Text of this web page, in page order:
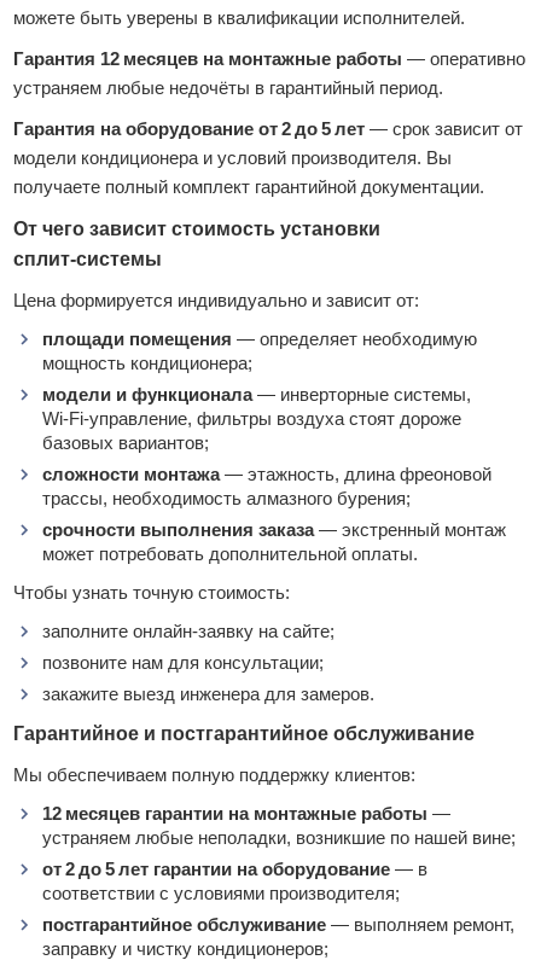
можете быть уверены в квалификации исполнителей.
Гарантия 12 месяцев на монтажные работы — оперативно
устраняем любые недочёты в гарантийный период.
Гарантия на оборудование от 2 до 5 лет — срок зависит от
модели кондиционера и условий производителя. Вы
получаете полный комплект гарантийной документации.
От чего зависит стоимость установки
сплит‑системы
Цена формируется индивидуально и зависит от:
площади помещения — определяет необходимую
мощность кондиционера;
модели и функционала— инверторные системы,
Wi‑Fi‑управление, фильтры воздуха стоят дороже
базовых вариантов;
сложности монтажа— этажность, длина фреоновой
трассы, необходимость алмазного бурения;
срочности выполнения заказа— экстренный монтаж
может потребовать дополнительной оплаты.
Чтобы узнать точную стоимость:
заполните онлайн‑заявку на сайте;
позвоните нам для консультации;
закажите выезд инженера для замеров.
Гарантийное и постгарантийное обслуживание
Мы обеспечиваем полную поддержку клиентов:
12 месяцев гарантии на монтажные работы —
устраняем любые неполадки, возникшие по нашей вине;
от 2 до 5 лет гарантии на оборудование — в
соответствии с условиями производителя;
постгарантийное обслуживание — выполняем ремонт,
заправку и чистку кондиционеров;